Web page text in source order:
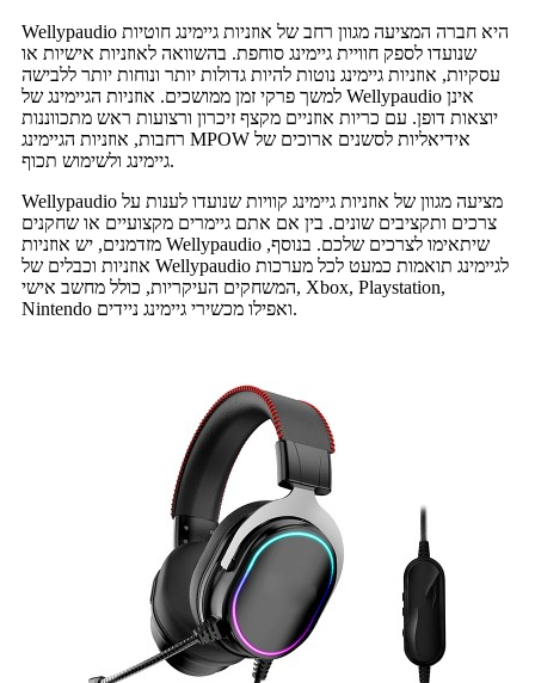
Wellypaudio היא חברה המציעה מגוון רחב של אוזניות גיימינג חוטיות
שנועדו לספק חוויית גיימינג סוחפת. בהשוואה לאוזניות אישיות או
עסקיות, אוזניות גיימינג נוטות להיות גדולות יותר ונוחות יותר ללבישה
למשך פרקי זמן ממושכים. אוזניות הגיימינג של Wellypaudio אינן
יוצאות דופן. עם כריות אוזניים מקצף זיכרון ורצועות ראש מתכווננות
רחבות, אוזניות הגיימינג MPOW אידיאליות לסשנים ארוכים של
גיימינג ולשימוש תכוף.
Wellypaudio מציעה מגוון של אוזניות גיימינג קוויות שנועדו לענות על
צרכים ותקציבים שונים. בין אם אתם גיימרים מקצועיים או שחקנים
מזדמנים, יש אוזניות Wellypaudio שיתאימו לצרכים שלכם. בנוסף,
אוזניות וכבלים של Wellypaudio לגיימינג תואמות כמעט לכל מערכות
המשחקים העיקריות, כולל מחשב אישי, Xbox, Playstation,
Nintendo ואפילו מכשירי גיימינג ניידים.